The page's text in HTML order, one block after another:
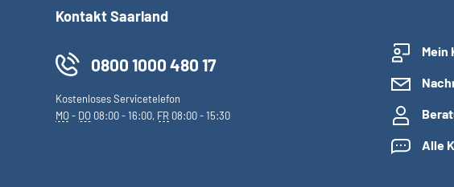
Kontakt Saarland
0800 1000 480 17
Kostenloses Servicetelefon
MO- DO 08:00 - 16:00, FR 08:00 - 15:30
Mein
Alle